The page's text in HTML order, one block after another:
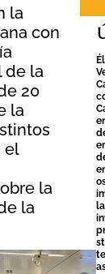
la
con
de la
20
la
el
la
la
la